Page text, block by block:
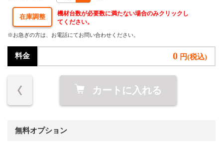
機材台数が必要数に満たない場合のみクリックし
てください。
※お急ぎの方は、お電話にてお問い合わせください。
料金 0 円(税込)
カートに入れる
無料オプション